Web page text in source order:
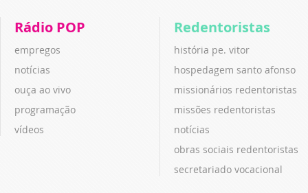
Rádio POP
empregos
notícias
ouça ao vivo
programação
vídeos
Redentoristas
história pe. vitor
hospedagem santo afonso
missionários redentoristas
missões redentoristas
notícias
obras sociais redentoristas
secretariado vocacional